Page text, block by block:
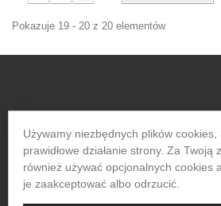
Pokazuje 19 - 20 z 20 elementów
© 2017 - MASZ
Wszelkie prawa
Używamy niezbędnych plików cookies,
prawidłowe działanie strony. Za Twoją
również używać opcjonalnych cookies
je zaakceptować albo odrzucić.